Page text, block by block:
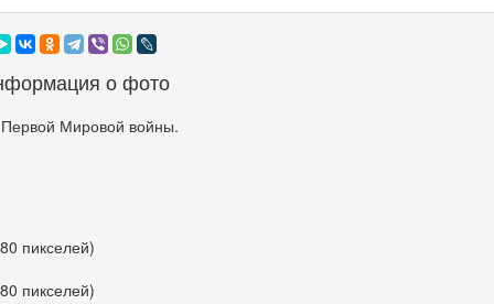
о фото
Мировой войны.
пикселей)
пикселей)